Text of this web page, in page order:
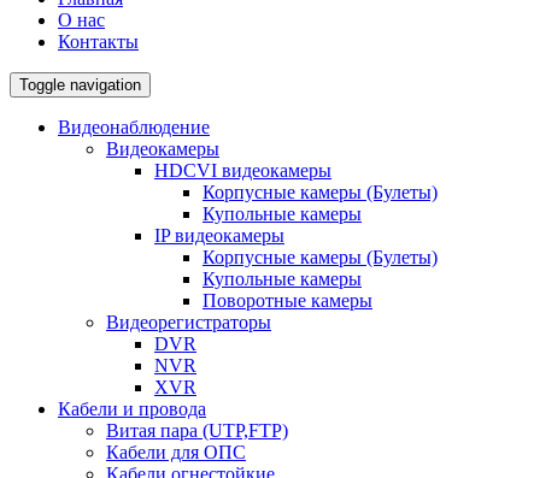
О нас
Контакты
Toggle navigation
Видеонаблюдение
Видеокамеры
HDCVI видеокамеры
Корпусные камеры (Булеты)
Купольные камеры
IP видеокамеры
Корпусные камеры (Булеты)
Купольные камеры
Поворотные камеры
Видеорегистраторы
DVR
NVR
XVR
Кабели и провода
Витая пара (UTP,FTP)
Кабели для ОПС
Кабели огнестойкие